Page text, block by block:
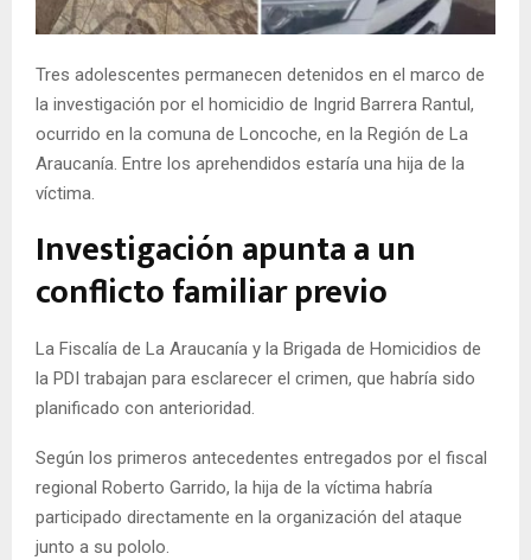
N
Tres adolescentes permanecen detenidos en el marco de
la investigación por el homicidio de Ingrid Barrera Rantul,
ocurrido en la comuna de Loncoche, en la Región de La
Araucanía. Entre los aprehendidos estaría una hija de la
víctima.
Investigación apunta a un
conflicto familiar previo
La Fiscalía de La Araucanía y la Brigada de Homicidios de
la PDI trabajan para esclarecer el crimen, que habría sido
planificado con anterioridad.
Según los primeros antecedentes entregados por el fiscal
regional Roberto Garrido, la hija de la víctima habría
participado directamente en la organización del ataque
junto a su pololo.